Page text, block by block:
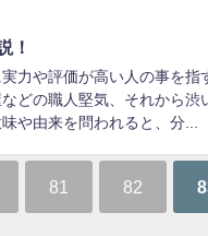
！
力や評価が高い人の事を
どの職人堅気、それから
や由来を問われると、分...
81 82